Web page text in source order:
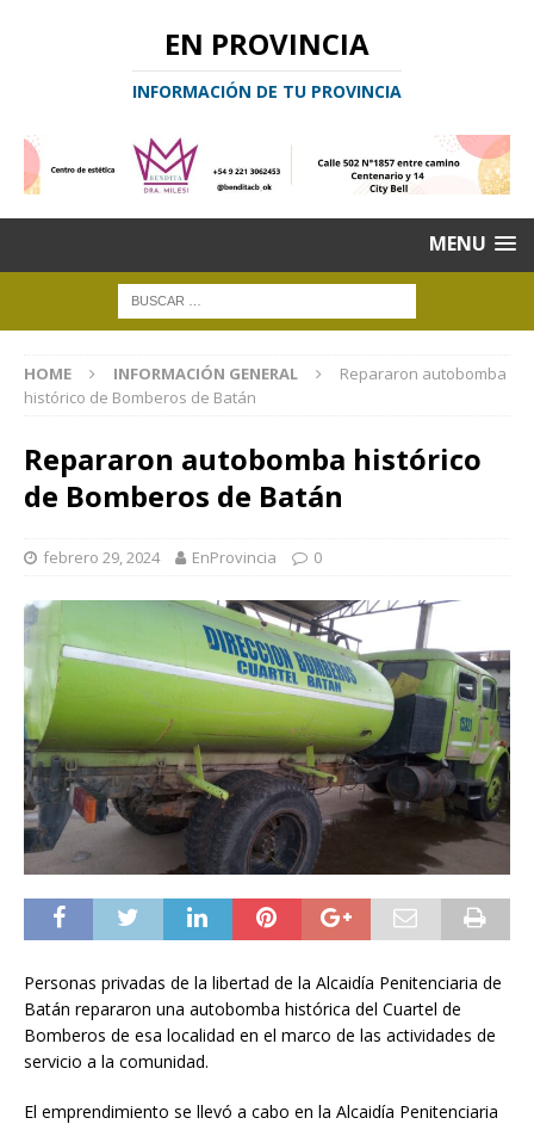
EN PROVINCIA
INFORMACIÓN DE TU PROVINCIA
MENU
HOME INFORMACIÓN GENERAL
Repararon autobomba
histórico de Bomberos de Batán
Repararon autobomba histórico
de Bomberos de Batán
febrero 29, 2024 EnProvincia 0
Personas privadas de la libertad de la Alcaidía Penitenciaria de
Batán repararon una autobomba histórica del Cuartel de
Bomberos de esa localidad en el marco de las actividades de
servicio a la comunidad.
El emprendimiento se llevó a cabo en la Alcaidía Penitenciaria